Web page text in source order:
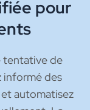
pour
tentative de
informé des
automatisez